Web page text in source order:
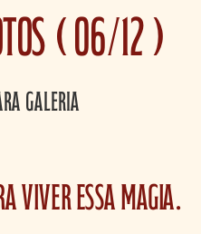
( 06/12 )
Galeria
viver essa magia.